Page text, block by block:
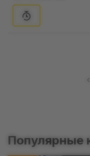
Популярные